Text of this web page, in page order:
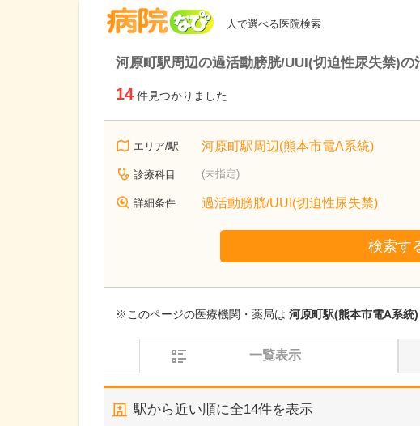
人で選べる医院検索
河原町駅周辺の過活動膀胱/UUI(切迫性尿失禁)の
14 件見つかりました
エリア/駅 河原町駅周辺(熊本市電A系統)
診療科目 (未指定)
詳細条件 過活動膀胱/UUI(切迫性尿失禁)
検索す
※このページの医療機関・薬局は 河原町駅(熊本市電A系統)
一覧表示
駅から近い順に全14件を表示